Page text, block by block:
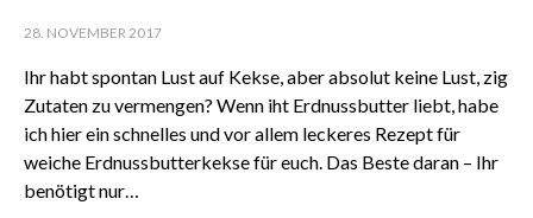
28. NOVEMBER 2017
Ihr habt spontan Lust auf Kekse, aber absolut keine Lust, zig
Zutaten zu vermengen? Wenn iht Erdnussbutter liebt, habe
ich hier ein schnelles und vor allem leckeres Rezept für
weiche Erdnussbutterkekse für euch. Das Beste daran – Ihr
benötigt nur…